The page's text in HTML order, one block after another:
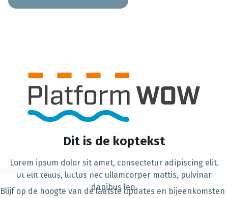
Dit is de koptekst
Lorem ipsum dolor sit amet, consectetur adipiscing elit.
Ut elit tellus, luctus nec ullamcorper mattis, pulvinar
dapibus leo.
Inschrijven nieuwsbrief
Blijf op de hoogte van de laatste updates en bijeenkomsten